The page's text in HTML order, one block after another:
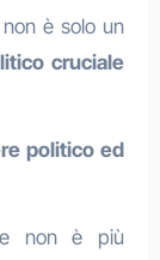
non è solo un
cruciale
politico ed
non è più